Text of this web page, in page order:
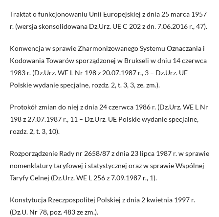
Traktat o funkcjonowaniu Unii Europejskiej z dnia 25 marca 1957
r. (wersja skonsolidowana Dz.Urz. UE C 202 z dn. 7.06.2016 r., 47).
Konwencja w sprawie Zharmonizowanego Systemu Oznaczania i
Kodowania Towarów sporządzonej w Brukseli w dniu 14 czerwca
1983 r. (Dz.Urz. WE L Nr 198 z 20.07.1987 r., 3 – Dz.Urz. UE
Polskie wydanie specjalne, rozdz. 2, t. 3, 3, ze. zm.).
Protokół zmian do niej z dnia 24 czerwca 1986 r. (Dz.Urz. WE L Nr
198 z 27.07.1987 r., 11 – Dz.Urz. UE Polskie wydanie specjalne,
rozdz. 2, t. 3, 10).
Rozporządzenie Rady nr 2658/87 z dnia 23 lipca 1987 r. w sprawie
nomenklatury taryfowej i statystycznej oraz w sprawie Wspólnej
Taryfy Celnej (Dz.Urz. WE L 256 z 7.09.1987 r., 1).
Konstytucja Rzeczpospolitej Polskiej z dnia 2 kwietnia 1997 r.
(Dz.U. Nr 78, poz. 483 ze zm.).